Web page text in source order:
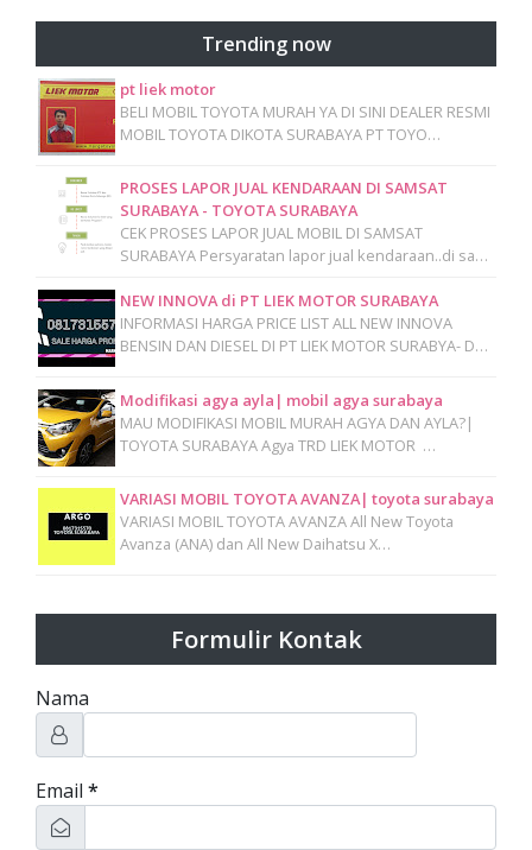
Trending now
pt liek motor
BELI MOBIL TOYOTA MURAH YA DI SINI DEALER RESMI
MOBIL TOYOTA DIKOTA SURABAYA PT TOYO…
PROSES LAPOR JUAL KENDARAAN DI SAMSAT
SURABAYA - TOYOTA SURABAYA
CEK PROSES LAPOR JUAL MOBIL DI SAMSAT
SURABAYA Persyaratan lapor jual kendaraan..di sa…
NEW INNOVA di PT LIEK MOTOR SURABAYA
INFORMASI HARGA PRICE LIST ALL NEW INNOVA
BENSIN DAN DIESEL DI PT LIEK MOTOR SURABYA- D…
Modifikasi agya ayla| mobil agya surabaya
MAU MODIFIKASI MOBIL MURAH AGYA DAN AYLA?|
TOYOTA SURABAYA Agya TRD LIEK MOTOR …
VARIASI MOBIL TOYOTA AVANZA| toyota surabaya
VARIASI MOBIL TOYOTA AVANZA All New Toyota
Avanza (ANA) dan All New Daihatsu X…
Formulir Kontak
Nama
Email *